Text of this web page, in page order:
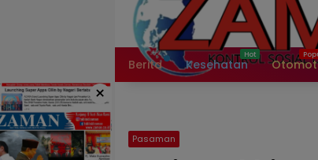
Berita
Kesehatan
×
Pasaman